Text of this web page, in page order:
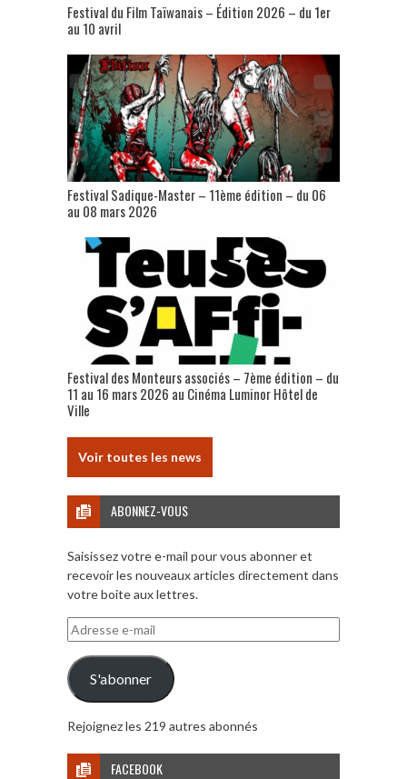
Festival du Film Taïwanais – Édition 2026 – du 1er
au 10 avril
Festival Sadique-Master – 11ème édition – du 06
au 08 mars 2026
Festival des Monteurs associés – 7ème édition – du
11 au 16 mars 2026 au Cinéma Luminor Hôtel de
Ville
Voir toutes les news
ABONNEZ-VOUS
Saisissez votre e-mail pour vous abonner et
recevoir les nouveaux articles directement dans
votre boite aux lettres.
Adresse
e-
mail
S'abonner
Rejoignez les 219 autres abonnés
FACEBOOK